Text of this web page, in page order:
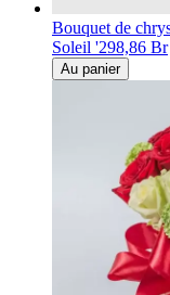
Bouquet de
Soleil '298,86 Br
Au panier